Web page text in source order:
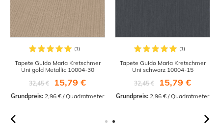
Tapete Guido Maria Kretschmer
Uni gold Metallic 10004-30
32,45 €
15,79 €
Grundpreis: 2,96 € / Quadratmeter
Tapete Guido Maria Kretschmer
Uni schwarz 10004-15
32,45 €
15,79 €
Grundpreis: 2,96 € / Quadratmeter